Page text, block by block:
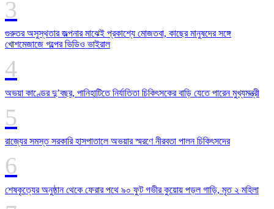
গুরুতর অসুস্থতার জল্পনার মাঝেই প্রকাশ্যে মোজতবা, কাছের মানুষদের সঙ্গে
খোশমেজাজে গল্পের ভিডিও ভাইরাল
অভয়া কাণ্ডের দু’বছর, পানিহাটিতে নির্যাতিতা চিকিৎসকের বাড়ি যেতে পারেন মুখ্যমন্ত্রী
রাজ্যের সমস্ত সরকারি হাসপাতালে অভয়ার স্মরণে নীরবতা পালন চিকিৎসদের
শেষকৃত্যের অনুষ্ঠান থেকে ফেরার পথে ৯০ ফুট গভীর কুয়োয় পড়ল গাড়ি, মৃত ২ মহিলা